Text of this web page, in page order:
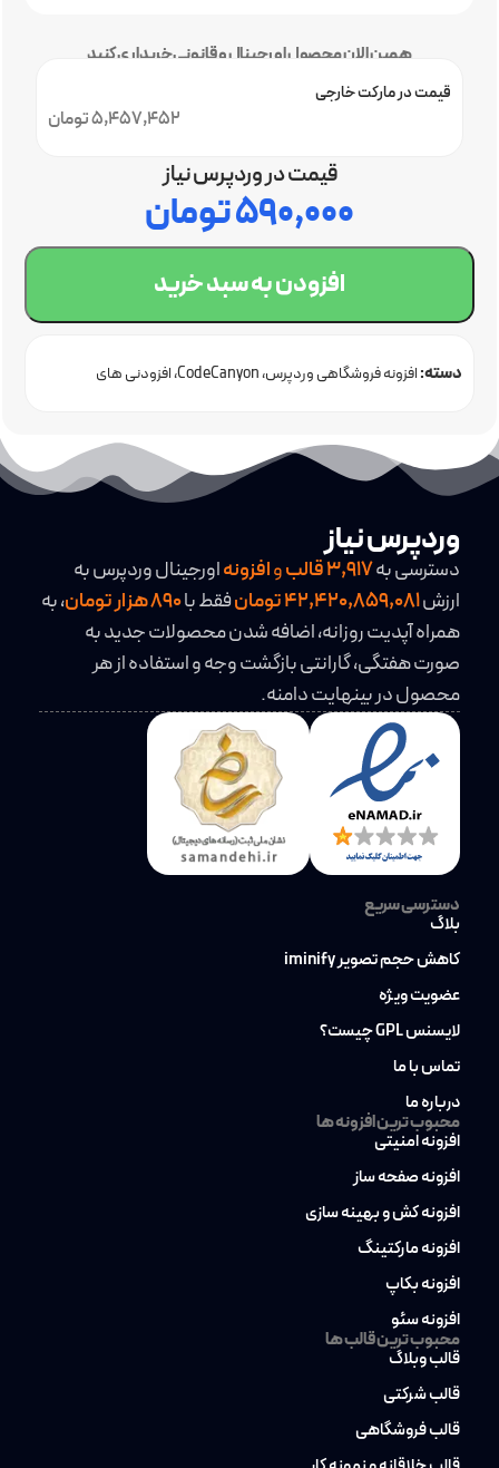
همین الان محصول اورجینال و قانونی خریداری کنید
5,457,452 تومان
قیمت در مارکت خارجی
قیمت در وردپرس نیاز
۵۹۰,۰۰۰تومان
افزودن به سبد خرید
دسته:افزونه فروشگاهی وردپرس CodeCanyon افزودنی های
وردپرس نیاز
دسترسی به3,917قالبوافزونهاورجینال وردپرس به
ارزش42,420,859,081 تومان فقط با
، به
همراه آپدیت روزانه، اضافه شدن محصولات جدید به
صورت هفتگی، گارانتی بازگشت وجه و استفاده از هر
محصول در بینهایت دامنه.
دسترسی سریع
بلاگ
کاهش حجم تصویر iminify
عضویت ویژه
لایسنس GPL چیست؟
تماس با ما
درباره ما
محبوب ترین افزونه ها
افزونه امنیتی
افزونه صفحه ساز
افزونه کش و بهینه سازی
افزونه مارکتینگ
افزونه بکاپ
افزونه سئو
محبوب ترین قالب ها
قالب وبلاگ
قالب شرکتی
قالب فروشگاهی